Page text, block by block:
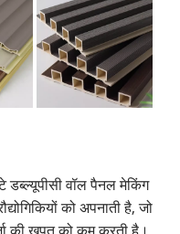
डब्ल्यूपीसी वॉल पैनल मेकिंग
को अपनाती है, जो